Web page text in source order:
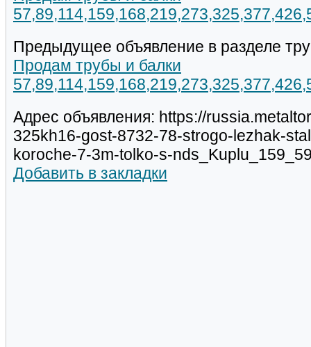
Предыдущее объявление в разделе
Продам трубы и балки
Адрес объявления: https://
325kh16-gost-8732-78-strogo-lezhak-
koroche-7-3m-tolko-s-
Добавить в закладки